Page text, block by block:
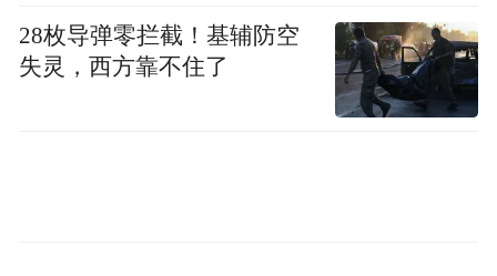
28枚导弹零拦截！基辅防空
失灵，西方靠不住了